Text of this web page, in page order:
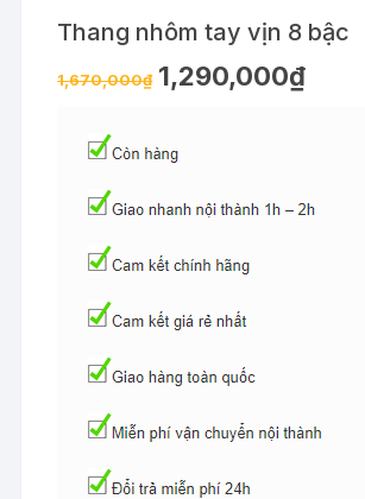
Thang nhôm tay vịn 8 bậc
1,670,000₫ 1,290,000₫